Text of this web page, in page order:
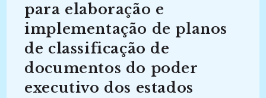
para elaboração e
implementação de planos
de classificação de
documentos do poder
executivo dos estados